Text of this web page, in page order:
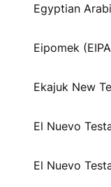
Egyptian
Eipomek
Ekajuk New
El Nuevo
El Nuevo